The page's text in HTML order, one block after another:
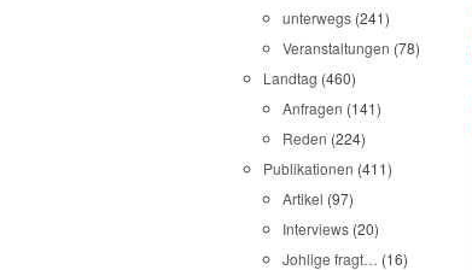
unterwegs (241)
Veranstaltungen (78)
Landtag (460)
Anfragen (141)
Reden (224)
Publikationen (411)
Artikel (97)
Interviews (20)
Johlige fragt… (16)